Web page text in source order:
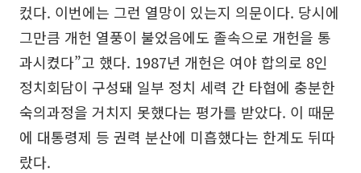
컸다. 이번에는 그런 열망이 있는지 의문이다. 당시에
그만큼 개헌 열풍이 불었음에도 졸속으로 개헌을 통
과시켰다”고 했다. 1987년 개헌은 여야 합의로 8인
정치회담이 구성돼 일부 정치 세력 간 타협에 충분한
숙의과정을 거치지 못했다는 평가를 받았다. 이 때문
에 대통령제 등 권력 분산에 미흡했다는 한계도 뒤따
랐다.